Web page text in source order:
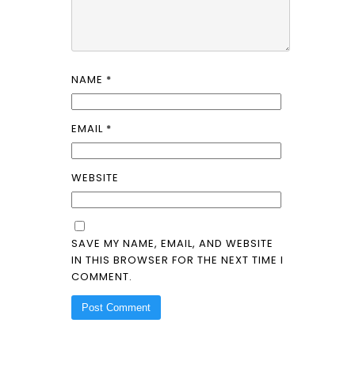
NAME *
EMAIL *
WEBSITE
SAVE MY NAME, EMAIL, AND WEBSITE
IN THIS BROWSER FOR THE NEXT TIME I
COMMENT.